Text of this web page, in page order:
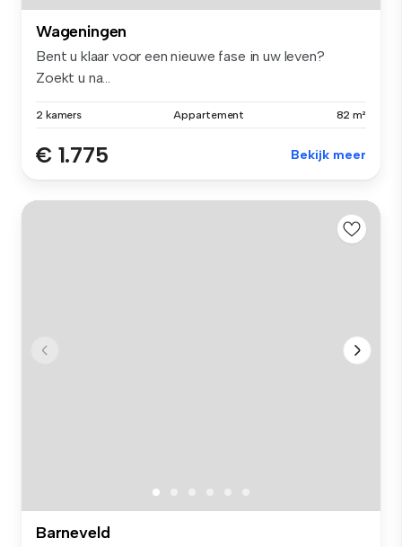
Wageningen
Bent u klaar voor een nieuwe fase in uw leven?
Zoekt u na...
2 kamers Appartement 82 m²
€ 1.775 Bekijk meer
Barneveld